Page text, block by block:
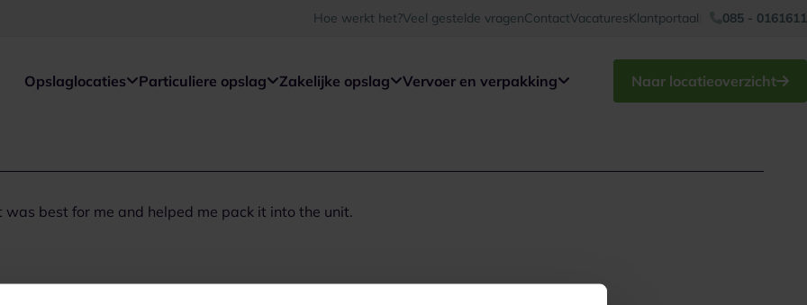
Hoe werkt het?Veel gestelde vragenContactVacaturesKlantportaal 085 - 0161611
Opslaglocaties Particuliere opslag Zakelijke opslag Vervoer en verpakking Naar locatieoverzicht
best for me and helped me pack it into the unit.